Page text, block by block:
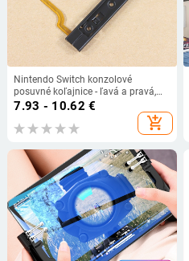
Nintendo Switch konzolové
posuvné koľajnice - ľavá a pravá,
náhradné diely na opravu
7.93 - 10.62 €
add_shopping_cart